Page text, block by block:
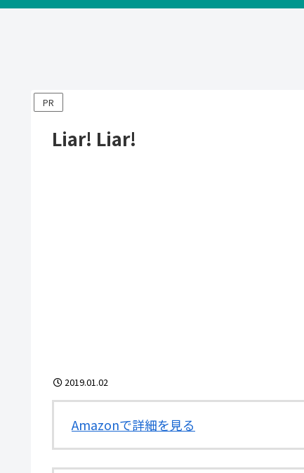
PR
Liar! Liar!
2019.01.02
Amazonで詳細を見る